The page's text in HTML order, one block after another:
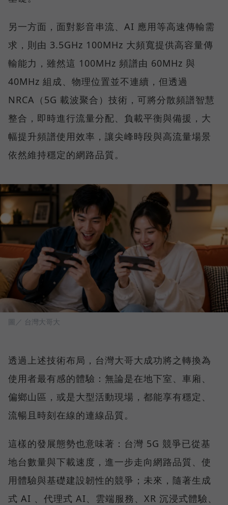
另一方面，面對影音串流、AI 應用等高速傳輸需
求，則由 3.5GHz 100MHz 大頻寬提供高容量傳
輸能力，雖然這 100MHz 頻譜由 60MHz 與
40MHz 組成、物理位置並不連續，但透過
NRCA（5G 載波聚合）技術，可將分散頻譜智慧
整合，即時進行流量分配、負載平衡與備援，大
幅提升頻譜使用效率，讓尖峰時段與高流量場景
依然維持穩定的網路品質。
圖／ 台灣大哥大
透過上述技術布局，台灣大哥大成功將之轉換為
使用者最有感的體驗：無論是在地下室、車廂、
偏鄉山區，或是大型活動現場，都能享有穩定、
流暢且時刻在線的連線品質。
這樣的發展態勢也意味著：台灣 5G 競爭已從基
地台數量與下載速度，進一步走向網路品質、使
用體驗與基礎建設韌性的競爭；未來，隨著生成
式 AI 、代理式 AI、雲端服務、XR 沉浸式體驗、